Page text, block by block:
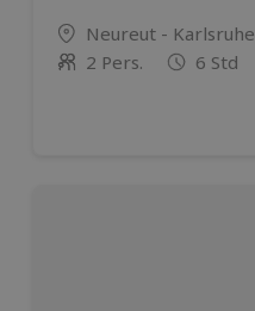
Standort
Neureut - Karlsruhe
Anzahl der Teilnehmer
2 Pers. 6 Std